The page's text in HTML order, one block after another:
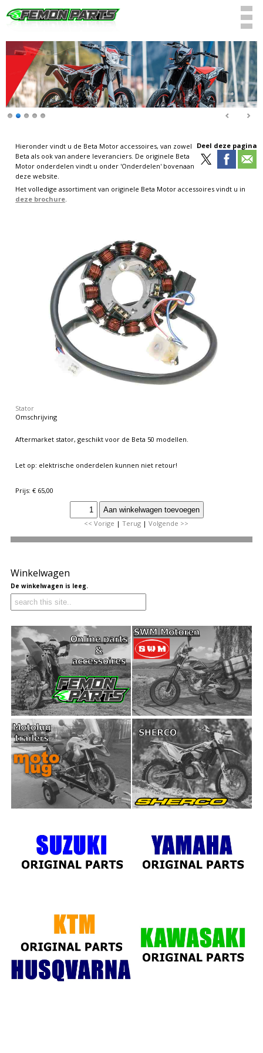
Deel deze pagina
Hieronder vindt u de Beta Motor accessoires, van zowel
Beta als ook van andere leveranciers. De originele Beta
Motor onderdelen vindt u onder 'Onderdelen' bovenaan
deze website.
Het volledige assortiment van originele Beta Motor accessoires vindt u in
deze brochure.
Stator
Omschrijving
Aftermarket stator, geschikt voor de Beta 50 modellen.
Let op: elektrische onderdelen kunnen niet retour!
Prijs: € 65,00
<< Vorige |Terug |Volgende >>
Winkelwagen
De winkelwagen is leeg.